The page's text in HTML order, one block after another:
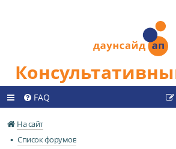
FAQ
На сайт
Список форумов